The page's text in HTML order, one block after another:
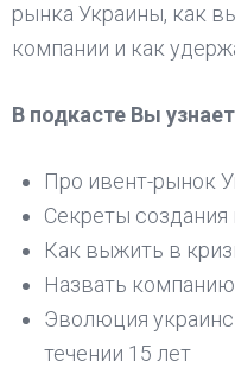
рынка Украины, как
компании и как
В подкасте Вы
Про ивент-рынок
Секреты создания
Как выжить в
Назвать
Эволюция
течении 15 лет